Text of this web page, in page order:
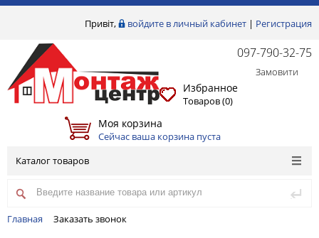
Привіт, войдите в личный кабинет | Регистрация
097-790-32-75
Замовити
Избранное
Товаров (0)
Моя корзина
Сейчас ваша корзина пуста
Каталог товаров
Главная Заказать звонок